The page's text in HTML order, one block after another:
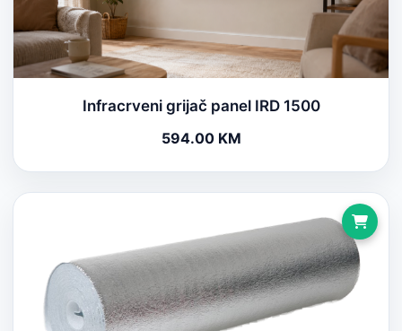
Infracrveni grijač panel IRD 1500
594.00 KM